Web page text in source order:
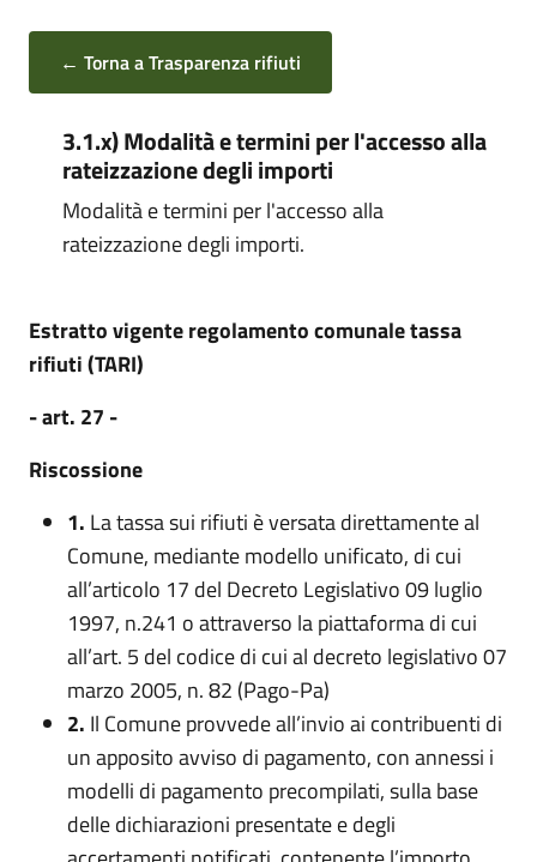
← Torna a Trasparenza rifiuti
3.1.x) Modalità e termini per l'accesso alla
rateizzazione degli importi
Modalità e termini per l'accesso alla
rateizzazione degli importi.
Estratto vigente regolamento comunale tassa
rifiuti (TARI)
- art. 27 -
Riscossione
1. La tassa sui rifiuti è versata direttamente al
Comune, mediante modello unificato, di cui
all’articolo 17 del Decreto Legislativo 09 luglio
1997, n.241 o attraverso la piattaforma di cui
all’art. 5 del codice di cui al decreto legislativo 07
marzo 2005, n. 82 (Pago-Pa)
2. Il Comune provvede all’invio ai contribuenti di
un apposito avviso di pagamento, con annessi i
modelli di pagamento precompilati, sulla base
delle dichiarazioni presentate e degli